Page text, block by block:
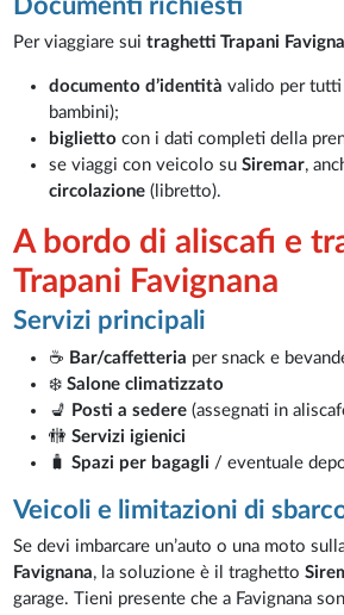
Documenti richiesti
Per viaggiare suitraghetti Trapani
documento d’identità valido per tutti
bambini);
biglietto con i dati completi della
se viaggi con veicolo suSiremar,
circolazione (libretto).
A bordo di aliscafi e
Trapani Favignana
Servizi principali
☕ Bar/caffetteria per snack e
❄️Salone climatizzato
💺 Posti a sedere (assegnati in
🚻Servizi igienici
🧳Spazi per bagagli / eventuale
Veicoli e limitazioni di
Se devi imbarcare un’auto o una moto
Favignana, la soluzione è il traghetto
garage. Tieni presente che a Favignana